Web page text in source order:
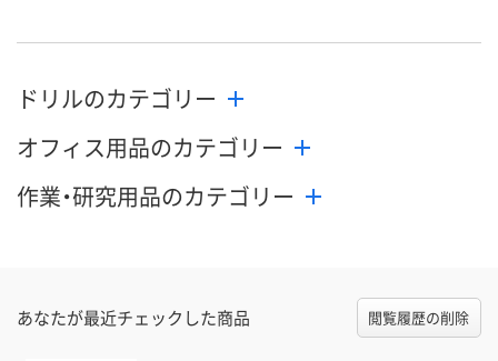
ドリルのカテゴリー
オフィス用品のカテゴリー
作業・研究用品のカテゴリー
あなたが最近チェックした商品 閲覧履歴の削除